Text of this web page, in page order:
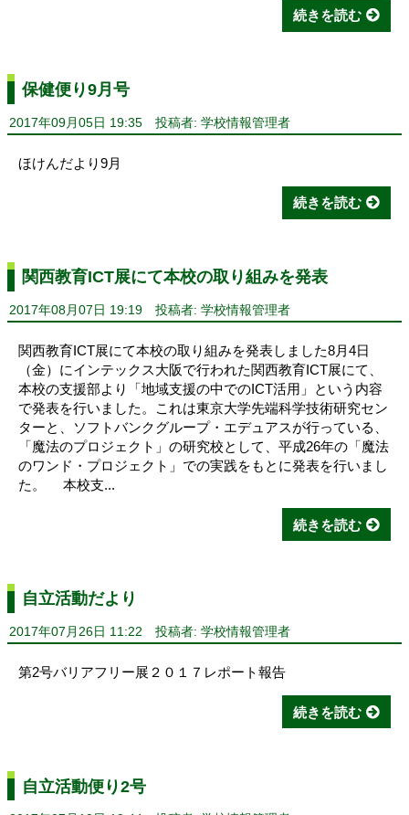
続きを読む
保健便り9月号
2017年09月05日 19:35 投稿者: 学校情報管理者
ほけんだより9月
続きを読む
関西教育ICT展にて本校の取り組みを発表
2017年08月07日 19:19 投稿者: 学校情報管理者
関西教育ICT展にて本校の取り組みを発表しました8月4日
（金）にインテックス大阪で行われた関西教育ICT展にて、
本校の支援部より「地域支援の中でのICT活用」という内容
で発表を行いました。これは東京大学先端科学技術研究セン
ターと、ソフトバンクグループ・エデュアスが行っている、
「魔法のプロジェクト」の研究校として、平成26年の「魔法
のワンド・プロジェクト」での実践をもとに発表を行いまし
た。 本校支...
続きを読む
自立活動だより
2017年07月26日 11:22 投稿者: 学校情報管理者
第2号バリアフリー展２０１７レポート報告
続きを読む
自立活動便り2号